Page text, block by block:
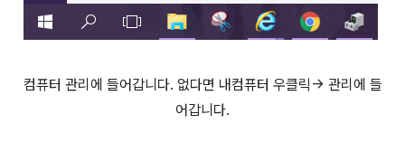
컴퓨터 관리에 들어갑니다. 없다면 내컴퓨터 우클릭-> 관리에 들
어갑니다.